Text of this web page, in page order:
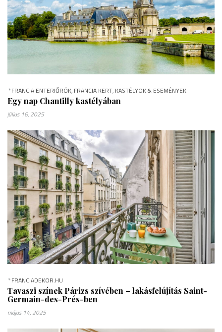
*FRANCIA ENTERIŐRÖK, FRANCIA KERT, KASTÉLYOK & ESEMÉNYEK
Egy nap Chantilly kastélyában
július 16, 2025
*FRANCIADEKOR.HU
Tavaszi színek Párizs szívében – lakásfelújítás Saint-
Germain-des-Prés-ben
május 14, 2025